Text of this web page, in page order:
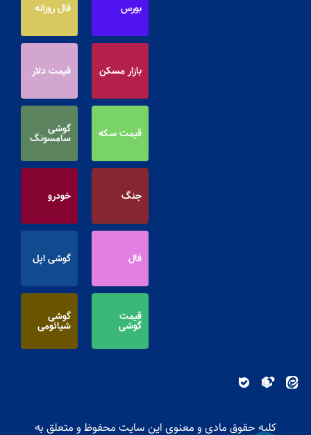
بورس فال روزانه
بازار مسکن قیمت دلار
قیمت سکه گوشی
سامسونگ
جنگ خودرو
فال گوشی اپل
قیمت
گوشی
گوشی
شیائومی
کلیه حقوق مادی و معنوی این سایت محفوظ و متعلق به